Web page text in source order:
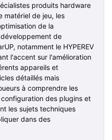
produits hardware
matériel de jeu, les
de la
de
notamment le HYPEREV
l'accent sur l'amélioration
appareils et
détaillés mais
à comprendre les
des plugins et
les sujets techniques
dans des